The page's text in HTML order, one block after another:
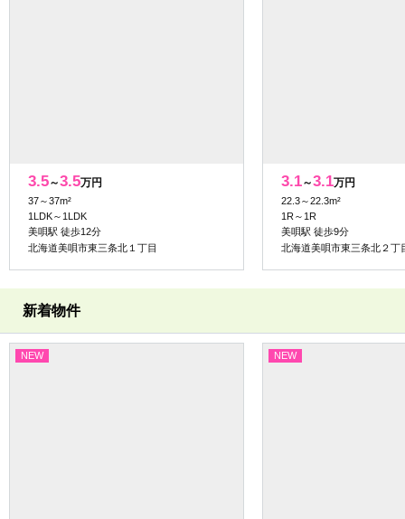
3.5～3.5万円
37～37m²
1LDK～1LDK
美唄駅 徒歩12分
北海道美唄市東三条北１丁目
3.1～3.1万円
22.3～22.3m²
1R～1R
美唄駅 徒歩9分
北海道美唄市東三条北２丁
新着物件
NEW NEW